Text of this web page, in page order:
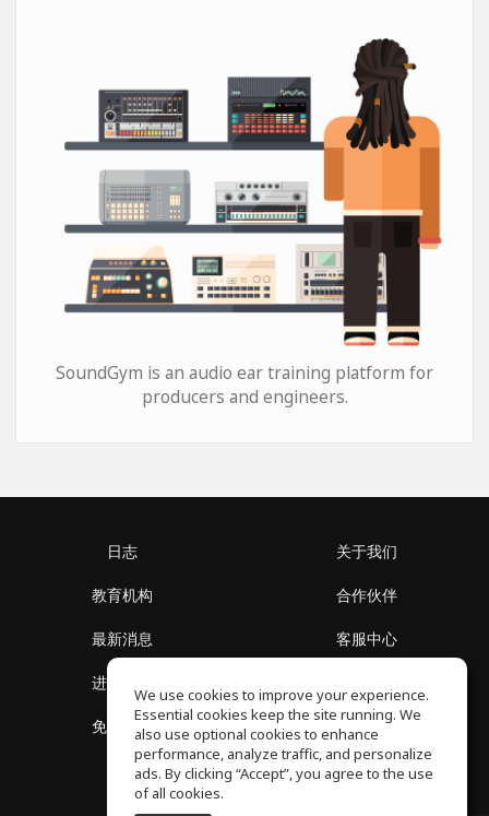
SoundGym is an audio ear training platform for
producers and engineers.
日志
教育机构
最新消息
进入社区
免费课程
关于我们
合作伙伴
客服中心
隐私政策
We use cookies to improve your experience.
Essential cookies keep the site running. We
also use optional cookies to enhance
performance, analyze traffic, and personalize
ads. By clicking “Accept”, you agree to the use
of all cookies.